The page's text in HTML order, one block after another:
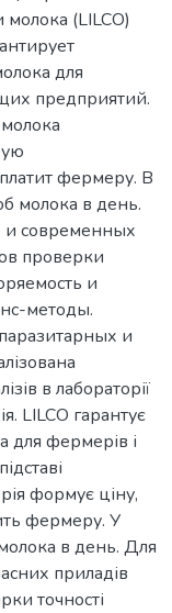
(LILCO)
для
предприятий.
фермеру. В
молока в день.
и современных
проверки
и
методы.
и
в лабораторії
LILCO гарантує
для фермерів і
формує ціну,
фермеру. У
в день. Для
приладів
точності